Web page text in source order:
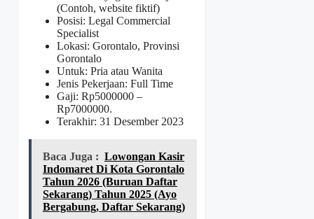
(Contoh, website fiktif)
Posisi: Legal Commercial
Specialist
Lokasi: Gorontalo, Provinsi
Gorontalo
Untuk: Pria atau Wanita
Jenis Pekerjaan: Full Time
Gaji: Rp5000000 –
Rp7000000.
Terakhir: 31 Desember 2023
Baca Juga : Lowongan Kasir
Indomaret Di Kota Gorontalo
Tahun 2026 (Buruan Daftar
Sekarang) Tahun 2025 (Ayo
Bergabung, Daftar Sekarang)